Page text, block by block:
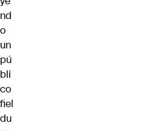
nd
o
un
pú
bli
co
fiel
du